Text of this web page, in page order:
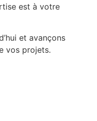
est à votre
et avançons
vos projets.